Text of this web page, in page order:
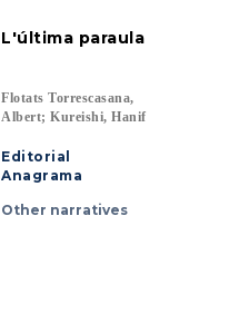
L'última paraula
Flotats Torrescasana,
Albert; Kureishi, Hanif
Editorial
Anagrama
Other narratives